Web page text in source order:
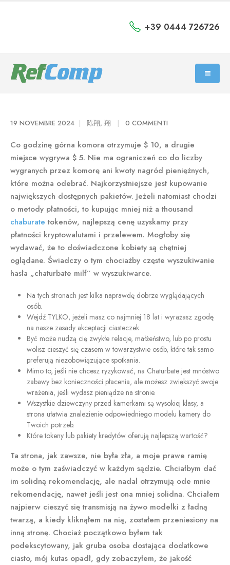
+39 0444 726726
19 NOVEMBRE 2024 陈翔, 翔 0 COMMENTI
Co godzinę górna komora otrzymuje $ 10, a drugie
miejsce wygrywa $ 5. Nie ma ograniczeń co do liczby
wygranych przez komorę ani kwoty nagród pieniężnych,
które można odebrać. Najkorzystniejsze jest kupowanie
największych dostępnych pakietów. Jeżeli natomiast chodzi
o metody płatności, to kupując mniej niż a thousand
chaburate tokenów, najlepszą cenę uzyskamy przy
płatności kryptowalutami i przelewem. Mogłoby się
wydawać, że to doświadczone kobiety są chętniej
oglądane. Świadczy o tym chociażby częste wyszukiwanie
hasła „chaturbate milf” w wyszukiwarce.
Na tych stronach jest kilka naprawdę dobrze wyglądających
osób.
Wejdź TYLKO, jeżeli masz co najmniej 18 lat i wyrażasz zgodę
na nasze zasady akceptacji ciasteczek.
Być może nudzą cię zwykłe relacje, małżeństwo, lub po prostu
wolisz cieszyć się czasem w towarzystwie osób, które tak samo
preferują niezobowiązujące spotkania.
Mimo to, jeśli nie chcesz ryzykować, na Chaturbate jest mnóstwo
zabawy bez konieczności płacenia, ale możesz zwiększyć swoje
wrażenia, jeśli wydasz pieniądze na stronie.
Wszystkie dziewczyny przed kamerkami są wysokiej klasy, a
strona ułatwia znalezienie odpowiedniego modelu kamery do
Twoich potrzeb.
Które tokeny lub pakiety kredytów oferują najlepszą wartość?
Ta strona, jak zawsze, nie była zła, a moje prawe ramię
może o tym zaświadczyć w każdym sądzie. Chciałbym dać
im solidną rekomendację, ale nadal otrzymują ode mnie
rekomendację, nawet jeśli jest ona mniej solidna. Chciałem
najpierw cieszyć się transmisją na żywo modelki z ładną
twarzą, a kiedy kliknąłem na nią, zostałem przeniesiony na
inną stronę. Chociaż początkowo byłem tak
podekscytowany, jak gruba osoba dostająca dodatkowe
ciasto, mój kutas opadł, gdy zobaczyłem, że jakość